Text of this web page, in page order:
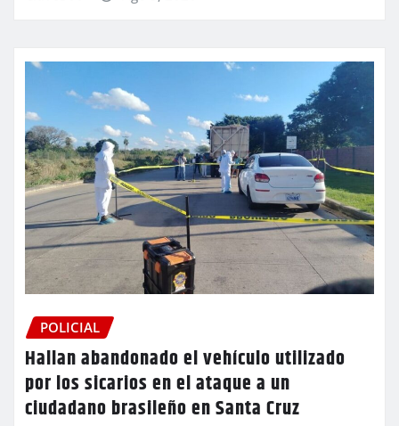
POLICIAL
Hallan abandonado el vehículo utilizado
por los sicarios en el ataque a un
ciudadano brasileño en Santa Cruz